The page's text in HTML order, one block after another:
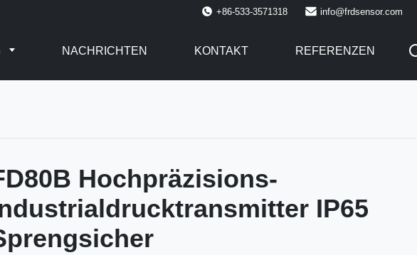
+86-533-3571318 info@frdsensor.com
NACHRICHTEN KONTAKT REFERENZEN
Hochpräzisions-
IP65